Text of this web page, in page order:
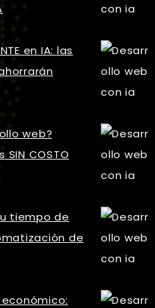
en IA: las
web?
COSTO
tiempo de
de